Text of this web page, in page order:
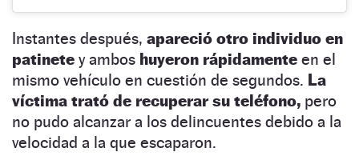
Instantes después, apareció otro individuo en
patinete y ambos huyeron rápidamente en el
mismo vehículo en cuestión de segundos. La
víctima trató de recuperar su teléfono, pero
no pudo alcanzar a los delincuentes debido a la
velocidad a la que escaparon.